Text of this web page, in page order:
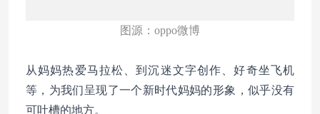
图源：oppo微博
从妈妈热爱马拉松、到沉迷文字创作、好奇坐飞机
等，为我们呈现了一个新时代妈妈的形象，似乎没有
可吐槽的地方。